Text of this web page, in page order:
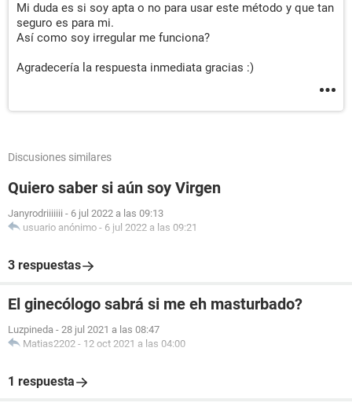
Mi duda es si soy apta o no para usar este método y que tan
seguro es para mi.
Así como soy irregular me funciona?
Agradecería la respuesta inmediata gracias :)
Discusiones similares
Quiero saber si aún soy Virgen
Janyrodriiiiiii - 6 jul 2022 a las 09:13
usuario anónimo - 6 jul 2022 a las 09:21
3 respuestas
El ginecólogo sabrá si me eh masturbado?
Luzpineda - 28 jul 2021 a las 08:47
Matias2202 - 12 oct 2021 a las 04:00
1 respuesta